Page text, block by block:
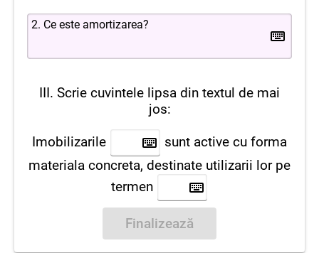
III. Scrie cuvintele lipsa din textul de mai
jos:
Imobilizarile
sunt active cu forma
materiala concreta, destinate utilizarii lor pe
termen
Finalizează